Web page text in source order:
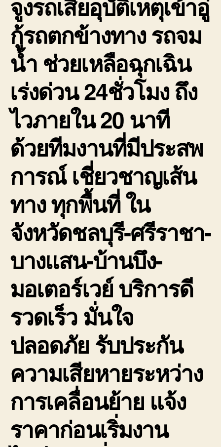
กู้รถตกข้างทาง รถจม
น้ำ ช่วยเหลือฉุกเฉิน
เร่งด่วน 24ชั่วโมง ถึง
ไวภายใน 20 นาที
ด้วยทีมงานที่มีประสพ
การณ์ เชี่ยวชาญเส้น
ทาง ทุกพื้นที่ ใน
จังหวัดชลบุรี-ศรีราชา-
บางแสน-บ้านบึง-
มอเตอร์เวย์ บริการดี
รวดเร็ว มั่นใจ
ปลอดภัย รับประกัน
ความเสียหายระหว่าง
การเคลื่อนย้าย แจ้ง
ราคาก่อนเริ่มงาน